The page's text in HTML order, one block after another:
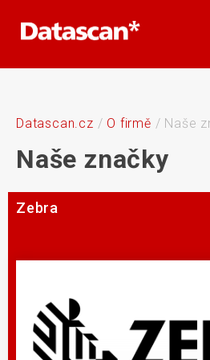
Datascan.cz / O firmě / Naše
Naše značky
Zebra